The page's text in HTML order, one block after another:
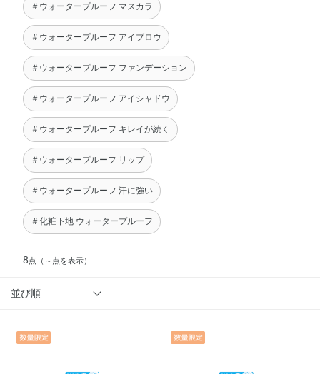
＃ウォータープルーフ マスカラ
＃ウォータープルーフ アイブロウ
＃ウォータープルーフ ファンデーション
＃ウォータープルーフ アイシャドウ
＃ウォータープルーフ キレイが続く
＃ウォータープルーフ リップ
＃ウォータープルーフ 汗に強い
＃化粧下地 ウォータープルーフ
8点 （～点を表示）
並び順